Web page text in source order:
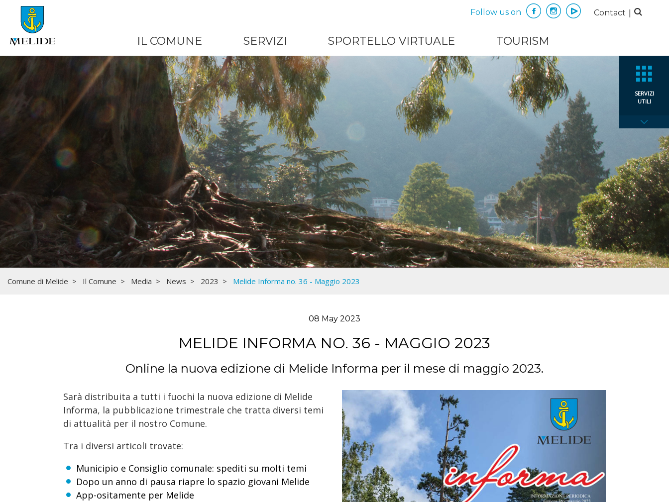
Follow us on Contact |
IL COMUNE SERVIZI SPORTELLO VIRTUALE TOURISM
SERVIZI
UTILI
Comune di Melide Il Comune Media News 2023 Melide Informa no. 36 - Maggio 2023
08 May 2023
MELIDE INFORMA NO. 36 - MAGGIO 2023
Online la nuova edizione di Melide Informa per il mese di maggio 2023.
Sarà distribuita a tutti i fuochi la nuova edizione di Melide
Informa, la pubblicazione trimestrale che tratta diversi temi
di attualità per il nostro Comune.
Tra i diversi articoli trovate:
Municipio e Consiglio comunale: spediti su molti temi
Dopo un anno di pausa riapre lo spazio giovani Melide
App-ositamente per Melide